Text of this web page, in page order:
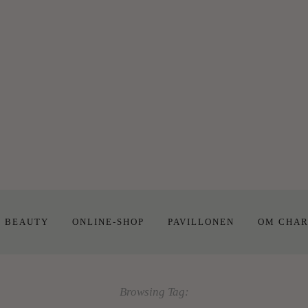
BEAUTY ONLINE-SHOP PAVILLONEN OM
Browsing Tag: